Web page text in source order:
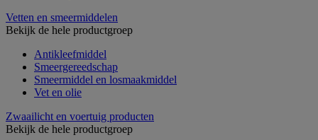
Vetten en smeermiddelen
Bekijk de hele productgroep
Antikleefmiddel
Smeergereedschap
Smeermiddel en losmaakmiddel
Vet en olie
Zwaailicht en voertuig producten
Bekijk de hele productgroep